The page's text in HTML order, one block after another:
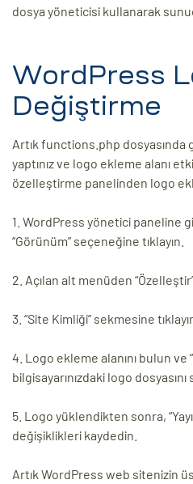
dosya yöneticisi kullanarak
WordPress
Değiştirme
Artık functions.php
yaptınız ve logo ekleme alanı
özelleştirme panelinden logo
1. WordPress yönetici paneline
“Görünüm” seçeneğine tıklayın.
2. Açılan alt menüden
3. “Site Kimliği” sekmesine
4. Logo ekleme alanını bulun ve
bilgisayarınızdaki logo dosyasını
5. Logo yüklendikten sonra,
değişiklikleri kaydedin.
Artık WordPress web sitenizin